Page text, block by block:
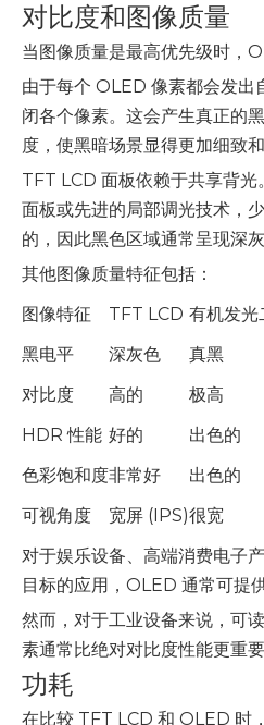
对比度和图像质量
当图像质量是最高优先级时，
由于每个 OLED 像素都会发出
闭各个像素。这会产生真正的
度，使黑暗场景显得更加细致
TFT LCD 面板依赖于共享背
面板或先进的局部调光技术，
的，因此黑色区域通常呈现深
其他图像质量特征包括：
图像特征
TFT LCD 有机发光
黑电平
深灰色
真黑
对比度
高的
极高
HDR 性能 好的
出色的
色彩饱和度非常好
出色的
可视角度
宽屏 (IPS)很宽
对于娱乐设备、高端消费电子
目标的应用，OLED 通常可提
然而，对于工业设备来说，可
素通常比绝对对比度性能更重要
功耗
在比较 TFT LCD 和 OLED 时